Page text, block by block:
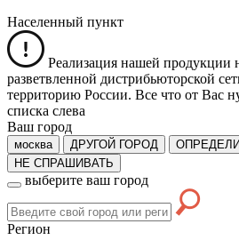
Населенный пункт
Реализация нашей продукции
разветвленной дистрибьюторской
территорию России. Все что от Вас
списка слева
Ваш город
москва ДРУГОЙ ГОРОД
НЕ СПРАШИВАТЬ
выберите ваш город
Регион